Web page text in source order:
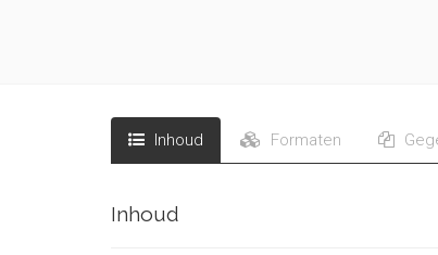
Inhoud Formaten
Inhoud